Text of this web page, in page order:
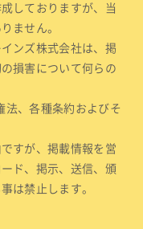
しておりますが、当
ません。
ンズ株式会社は、掲
損害について何らの
法、各種条約およびそ
すが、掲載情報を営
ド、掲示、送信、頒
は禁止します。